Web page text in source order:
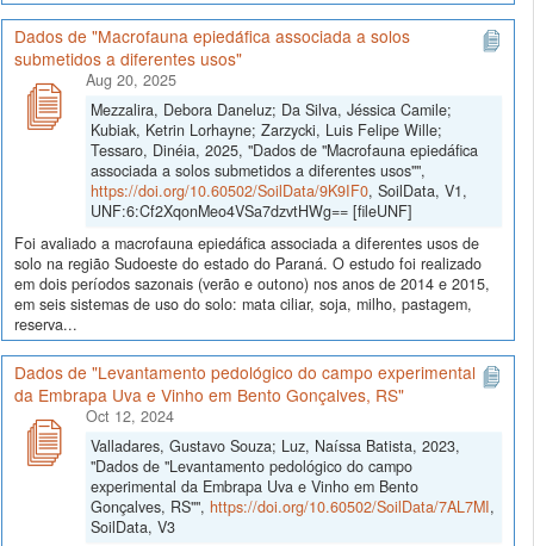
Dados de "Macrofauna epiedáfica associada a solos
submetidos a diferentes usos"
Aug 20, 2025
Mezzalira, Debora Daneluz; Da Silva, Jéssica Camile;
Kubiak, Ketrin Lorhayne; Zarzycki, Luis Felipe Wille;
Tessaro, Dinéia, 2025, "Dados de "Macrofauna epiedáfica
associada a solos submetidos a diferentes usos"",
https://doi.org/10.60502/SoilData/9K9IF0, SoilData, V1,
UNF:6:Cf2XqonMeo4VSa7dzvtHWg== [fileUNF]
Foi avaliado a macrofauna epiedáfica associada a diferentes usos de
solo na região Sudoeste do estado do Paraná. O estudo foi realizado
em dois períodos sazonais (verão e outono) nos anos de 2014 e 2015,
em seis sistemas de uso do solo: mata ciliar, soja, milho, pastagem,
reserva...
Dados de "Levantamento pedológico do campo experimental
da Embrapa Uva e Vinho em Bento Gonçalves, RS"
Oct 12, 2024
Valladares, Gustavo Souza; Luz, Naíssa Batista, 2023,
"Dados de "Levantamento pedológico do campo
experimental da Embrapa Uva e Vinho em Bento
Gonçalves, RS"", https://doi.org/10.60502/SoilData/7AL7MI,
SoilData, V3